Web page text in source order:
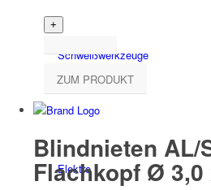
Schweiß­werk­zeuge
Elektro
ZUM PRODUKT
Blindnieten AL/
Flachkopf Ø 3,0